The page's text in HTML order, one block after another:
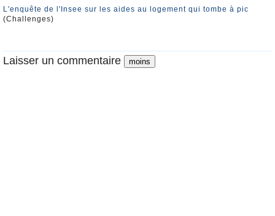
L'enquête de l'Insee sur les aides au logement qui tombe à pic
(Challenges)
Laisser un commentaire